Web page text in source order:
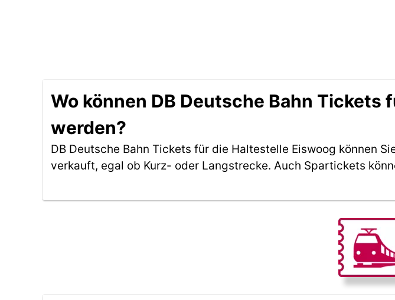
Wo können DB Deutsche Bahn
werden?
DB Deutsche Bahn Tickets für die Haltestelle Eiswoog können
verkauft, egal ob Kurz- oder Langstrecke. Auch Spartickets